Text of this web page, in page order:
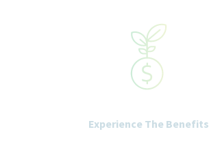
Experience The Benefits